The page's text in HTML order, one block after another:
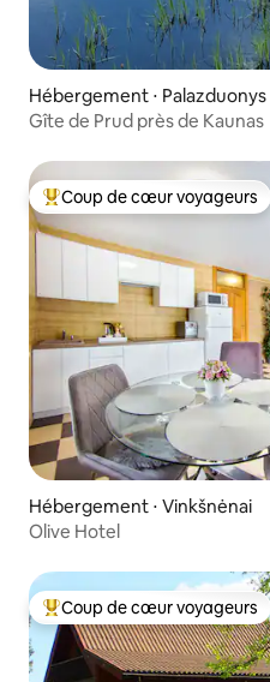
Hébergement ⋅ Palazduonys
Gîte de Prud près de Kaunas
Coups de cœur voyageurs
Coup de cœur voyageurs
Hébergement ⋅ Vinkšnėnai
Olive Hotel
Coups de cœur voyageurs
Coup de cœur voyageurs